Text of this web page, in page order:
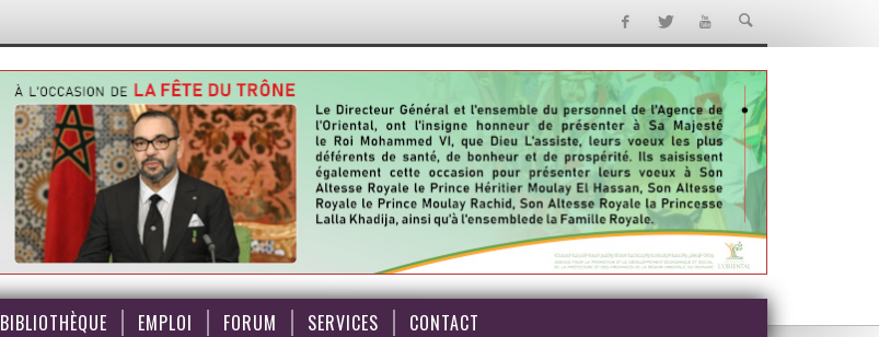
BIBLIOTHÈQUE EMPLOI FORUM SERVICES CONTACT